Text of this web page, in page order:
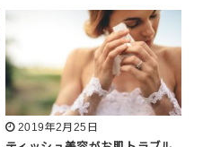
2019年2月25日